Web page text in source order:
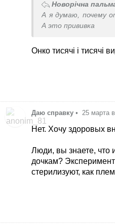
Новорічна
А я думаю, почему
А это прививка
Онко тисячі і тисячі
Даю справку • 25 марта
Нет. Хочу здоровых
Люди, вы знаете, что
дочкам?
стерилизуют, как